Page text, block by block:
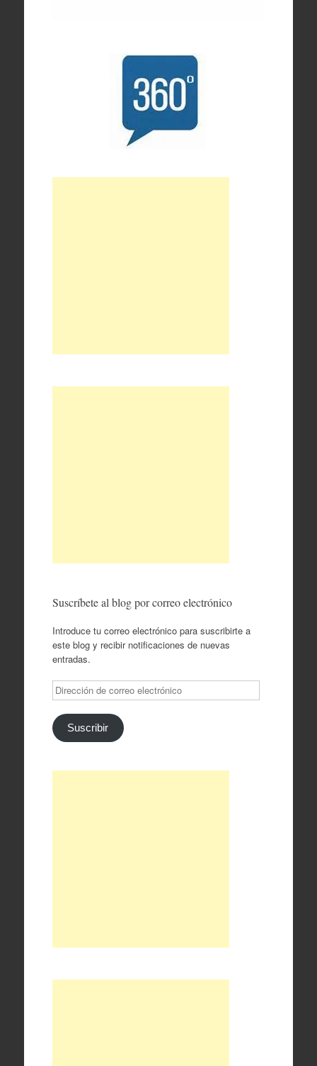
Suscríbete al blog por correo electrónico
Introduce tu correo electrónico para suscribirte a
este blog y recibir notificaciones de nuevas
entradas.
Dirección
de
correo
electrónico
Suscribir